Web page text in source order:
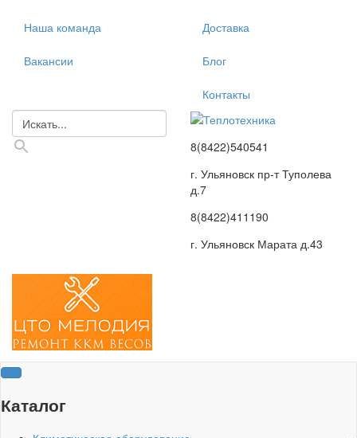
Наша команда
Вакансии
Доставка
Блог
Контакты
8(8422)540541
г. Ульяновск пр-т Туполева
д.7
8(8422)411190
г. Ульяновск Марата д.43
Каталог